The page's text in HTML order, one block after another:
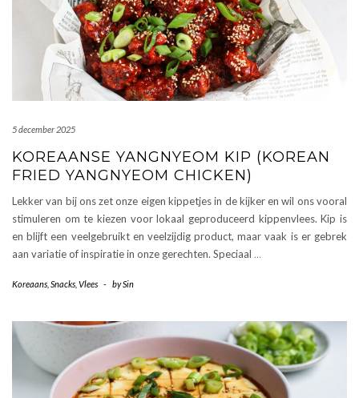
5 december 2025
KOREAANSE YANGNYEOM KIP (KOREAN
FRIED YANGNYEOM CHICKEN)
Lekker van bij ons zet onze eigen kippetjes in de kijker en wil ons vooral
stimuleren om te kiezen voor lokaal geproduceerd kippenvlees. Kip is
en blijft een veelgebruikt en veelzijdig product, maar vaak is er gebrek
aan variatie of inspiratie in onze gerechten. Speciaal …
Koreaans Snacks Vlees - bySin